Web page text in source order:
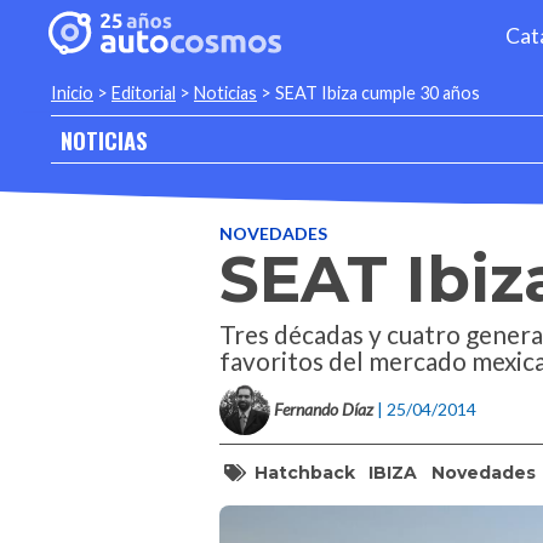
Inicio > Editorial > Noticias > SEAT Ibiza cumple 30 años
NOTICIAS
NOVEDADES
SEAT
Tres décadas y cuatro
favoritos del mercado
Fernando Díaz | 25/04/2014
Hatchback IBIZA Novedades